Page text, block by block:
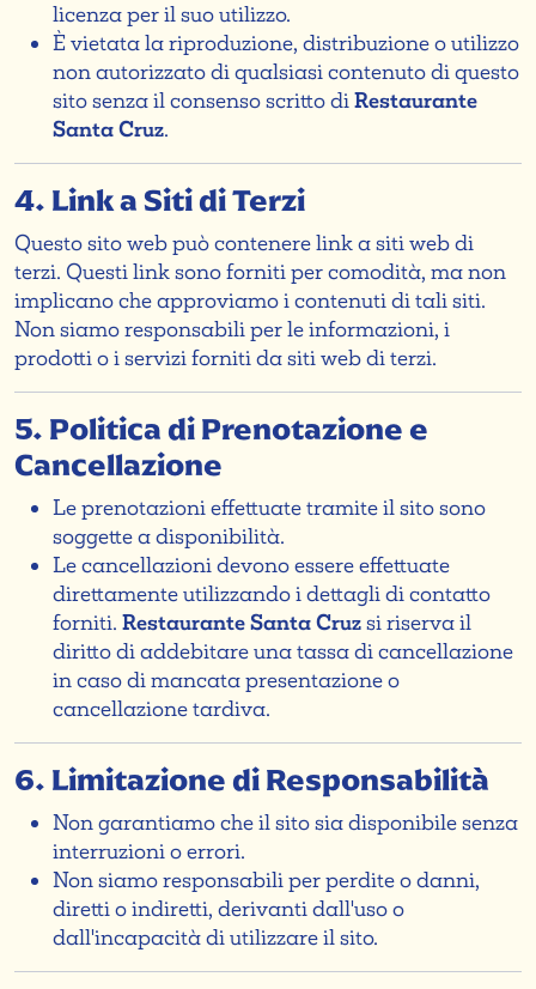
licenza per il suo utilizzo.
È vietata la riproduzione, distribuzione o utilizzo
non autorizzato di qualsiasi contenuto di questo
sito senza il consenso scritto diRestaurante
Santa Cruz.
4. Link a Siti di Terzi
Questo sito web può contenere link a siti web di
terzi. Questi link sono forniti per comodità, ma non
implicano che approviamo i contenuti di tali siti.
Non siamo responsabili per le informazioni, i
prodotti o i servizi forniti da siti web di terzi.
5. Politica di Prenotazione e
Cancellazione
Le prenotazioni effettuate tramite il sito sono
soggette a disponibilità.
Le cancellazioni devono essere effettuate
direttamente utilizzando i dettagli di contatto
forniti. Restaurante Santa Cruzsi riserva il
diritto di addebitare una tassa di cancellazione
in caso di mancata presentazione o
cancellazione tardiva.
6. Limitazione di Responsabilità
Non garantiamo che il sito sia disponibile senza
interruzioni o errori.
Non siamo responsabili per perdite o danni,
diretti o indiretti, derivanti dall'uso o
dall'incapacità di utilizzare il sito.